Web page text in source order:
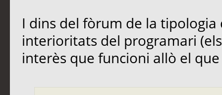
I dins del fòrum de la
interioritats del programari
interès que funcioni allò el que